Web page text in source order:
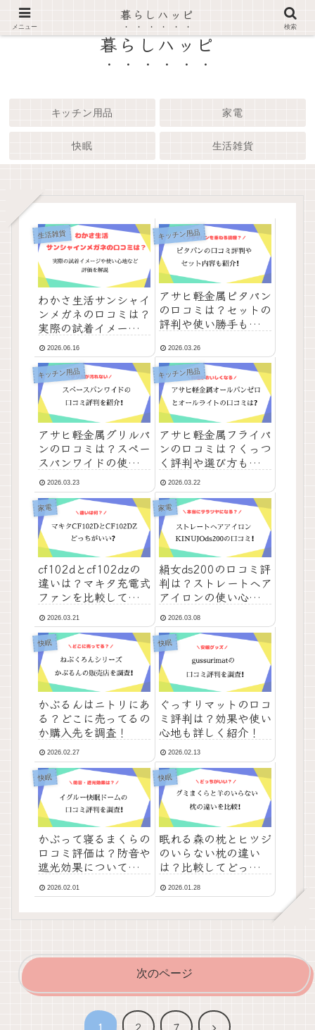
暮らしハッピ
キッチン用品 家電
快眠 生活雑貨
生活雑貨
わかさ生活サンシャイ
ンメガネの口コミは？
実際の試着イメージや
使い心地など評価を解
説2026.06.16
キッチン用品
アサヒ軽金属ピタパン
の口コミは？セットの
評判や使い勝手も紹
2026.03.26
キッチン用品
アサヒ軽金属グリルパ
ンの口コミは？スペー
スパンワイドの使い方
など評判を紹介！
2026.03.23
キッチン用品
アサヒ軽金属フライパ
ンの口コミは？くっつ
く評判や選び方も紹
介！
2026.03.22
家電
cf102dとcf102dzの
違いは？マキタ充電式
ファンを比較してどっ
ちがおすすめか紹介
2026.03.21
家電
絹女ds200の口コミ評
判は？ストレートヘア
アイロンの使い心地や
仕上がりなども調査！
2026.03.08
快眠
かぶるんはニトリにあ
る？どこに売ってるの
か購入先を調査！
2026.02.27
快眠
ぐっすりマットの口コ
ミ評判は？効果や使い
心地も詳しく紹介！
2026.02.13
快眠
かぶって寝るまくらの
口コミ評価は？防音や
遮光効果についても調
査！
2026.02.01
快眠
眠れる森の枕とヒツジ
のいらない枕の違い
は？比較してどっちが
おすすめか紹介！
2026.01.28
次のページ
次
メニュー
暮らしハッピ
検索